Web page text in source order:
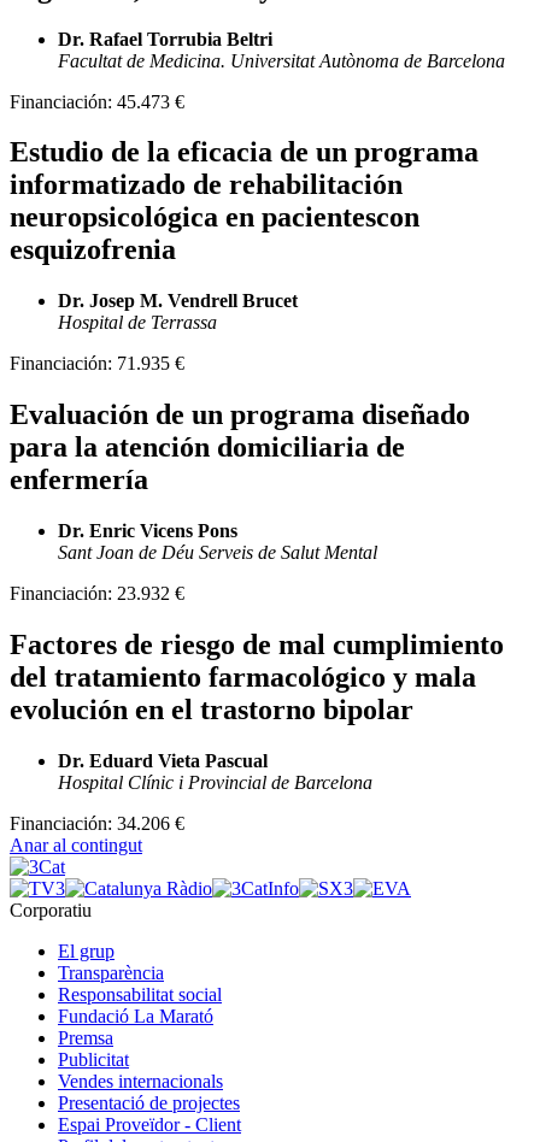
Dr. Rafael Torrubia Beltri
Facultat de Medicina. Universitat Autònoma de Barcelona
Financiación: 45.473 €
Estudio de la eficacia de un programa
informatizado de rehabilitación
neuropsicológica en pacientescon
esquizofrenia
Dr. Josep M. Vendrell Brucet
Hospital de Terrassa
Financiación: 71.935 €
Evaluación de un programa diseñado
para la atención domiciliaria de
enfermería
Dr. Enric Vicens Pons
Sant Joan de Déu Serveis de Salut Mental
Financiación: 23.932 €
Factores de riesgo de mal cumplimiento
del tratamiento farmacológico y mala
evolución en el trastorno bipolar
Dr. Eduard Vieta Pascual
Hospital Clínic i Provincial de Barcelona
Financiación: 34.206 €
Anar al contingut
Corporatiu
El grup
Transparència
Responsabilitat social
Fundació La Marató
Premsa
Publicitat
Vendes internacionals
Presentació de projectes
Espai Proveïdor - Client